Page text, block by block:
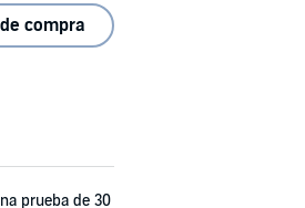
compra
prueba de 30